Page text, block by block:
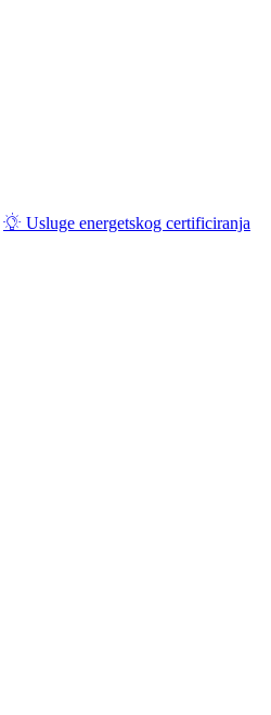
Usluge energetskog certificiranja